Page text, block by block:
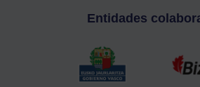
Entidades